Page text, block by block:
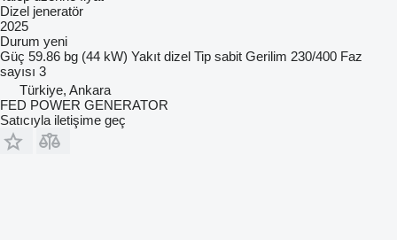
Dizel jeneratör
2025
Durum yeni
Güç 59.86 bg (44 kW) Yakıt dizel Tip sabit Gerilim 230/400 Faz
sayısı 3
Türkiye, Ankara
FED POWER GENERATOR
Satıcıyla iletişime geç